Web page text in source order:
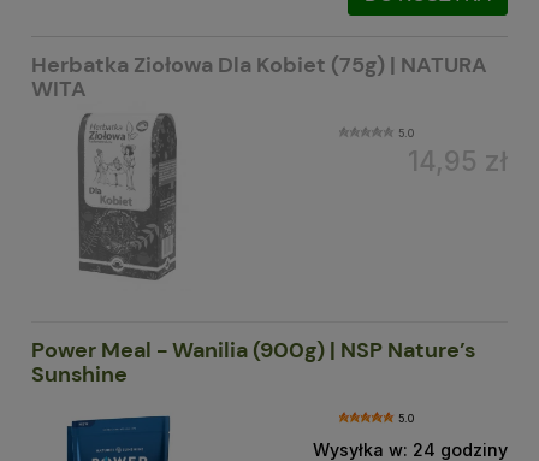
Herbatka Ziołowa Dla Kobiet (75g) | NATURA
WITA
5.0
14,95 zł
Power Meal - Wanilia (900g) | NSP Nature’s
Sunshine
5.0
Wysyłka w: 24 godziny